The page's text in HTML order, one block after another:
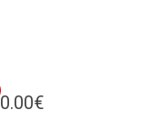
0.00€